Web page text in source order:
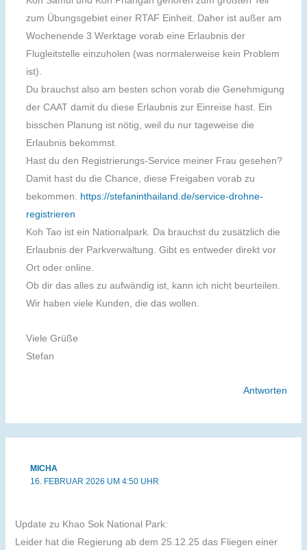
zum Übungsgebiet einer RTAF Einheit. Daher ist außer am
Wochenende 3 Werktage vorab eine Erlaubnis der
Flugleitstelle einzuholen (was normalerweise kein Problem
ist).
Du brauchst also am besten schon vorab die Genehmigung
der CAAT damit du diese Erlaubnis zur Einreise hast. Ein
bisschen Planung ist nötig, weil du nur tageweise die
Erlaubnis bekommst.
Hast du den Registrierungs-Service meiner Frau gesehen?
Damit hast du die Chance, diese Freigaben vorab zu
bekommen. https://stefaninthailand.de/service-drohne-
registrieren
Koh Tao ist ein Nationalpark. Da brauchst du zusätzlich die
Erlaubnis der Parkverwaltung. Gibt es entweder direkt vor
Ort oder online.
Ob dir das alles zu aufwändig ist, kann ich nicht beurteilen.
Wir haben viele Kunden, die das wollen.
Viele Grüße
Stefan
Antworten
MICHA
16. FEBRUAR 2026 UM 4:50 UHR
Update zu Khao Sok National Park:
Leider hat die Regierung ab dem 25.12.25 das Fliegen einer